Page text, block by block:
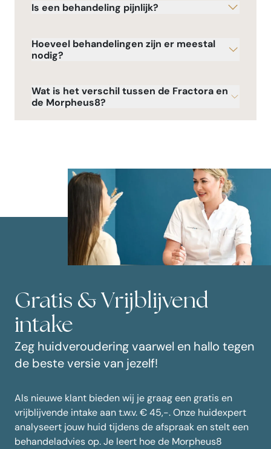
Is een behandeling pijnlijk?
Hoeveel behandelingen zijn er meestal
nodig?
Wat is het verschil tussen de Fractora en
de Morpheus8?
Gratis & Vrijblijvend
intake
Zeg huidveroudering vaarwel en hallo tegen
de beste versie van jezelf!
Als nieuwe klant bieden wij je graag een gratis en
vrijblijvende intake aan t.w.v. € 45,-. Onze huidexpert
analyseert jouw huid tijdens de afspraak en stelt een
behandeladvies op. Je leert hoe de Morpheus8